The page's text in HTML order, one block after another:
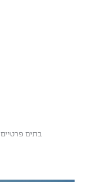
בתים פרטיים